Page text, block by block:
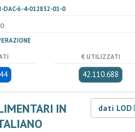
DAC-6-4-012832-01-0
€ UTILIZZATI
42.110.688
IN
dati LOD